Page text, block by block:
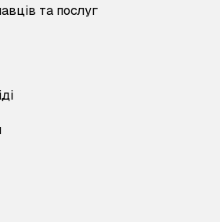
та послуг